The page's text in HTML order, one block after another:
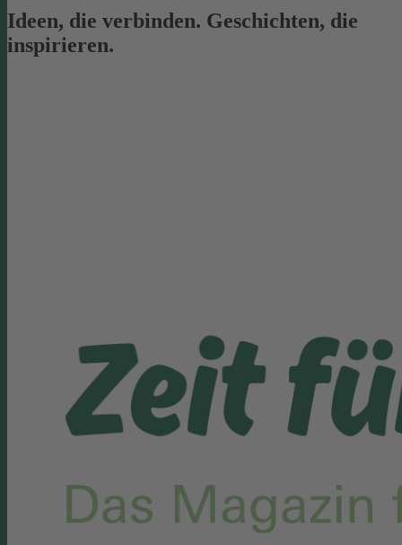
Ideen, die verbinden. Geschichten, die
inspirieren.